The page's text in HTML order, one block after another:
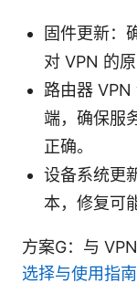
固件更新：
对 VPN 的原
路由器 VPN
端，确保服
正确。
设备系统更
本，修复可
方案G：与
选择与使用指